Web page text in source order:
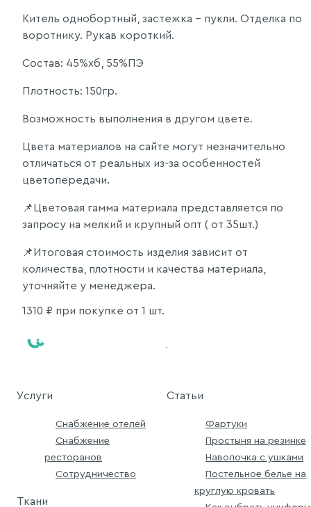
Китель однобортный, застежка – пукли. Отделка по
воротнику. Рукав короткий.
Состав: 45%хб, 55%ПЭ
Плотность: 150гр.
Возможность выполнения в другом цвете.
Цвета материалов на сайте могут незначительно
отличаться от реальных из-за особенностей
цветопередачи.
📌Цветовая гамма материала представляется по
запросу на мелкий и крупный опт ( от 35шт.)
📌Итоговая стоимость изделия зависит от
количества, плотности и качества материала,
уточняйте у менеджера.
1310 ₽ при покупке от 1 шт.
Услуги
Снабжение отелей
Снабжение
ресторанов
Сотрудничество
Ткани
Статьи
Фартуки
Простыня на резинке
Наволочка с ушками
Постельное белье на
круглую кровать